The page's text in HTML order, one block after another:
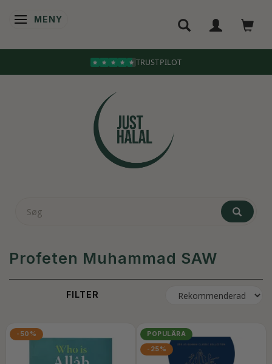
ÄNDRA NAVIGERING
MENY
Profeten Muhammad SAW
FILTER
-50%
POPULÄRA
-25%